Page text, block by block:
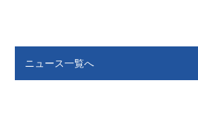
ニュース一覧へ